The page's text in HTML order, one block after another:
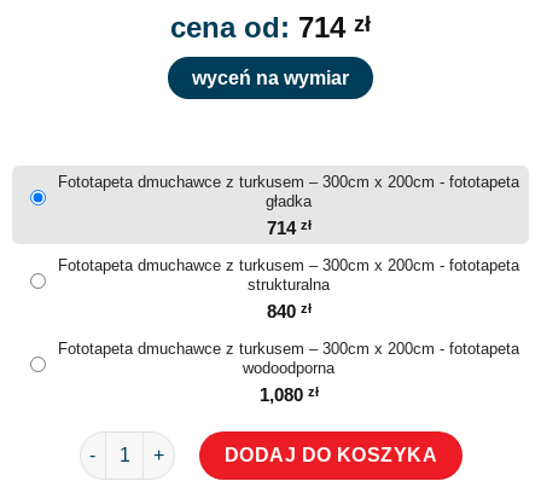
cena od: 714 zł
wyceń na wymiar
Fototapeta dmuchawce z turkusem – 300cm x 200cm - fototapeta
gładka
714 zł
Fototapeta dmuchawce z turkusem – 300cm x 200cm - fototapeta
strukturalna
840 zł
Fototapeta dmuchawce z turkusem – 300cm x 200cm - fototapeta
wodoodporna
1,080 zł
ilość Fototapeta dmuchawce z turkusem
DODAJ DO KOSZYKA